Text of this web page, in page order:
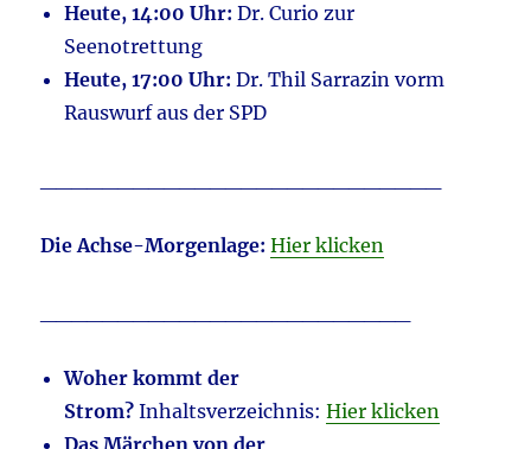
Heute, 14:00 Uhr: Dr. Curio zur
Seenotrettung
Heute, 17:00 Uhr: Dr. Thil Sarrazin vorm
Rauswurf aus der SPD
Die Achse-Morgenlage: Hier klicken
Woher kommt der
Strom? Inhaltsverzeichnis:Hier klicken